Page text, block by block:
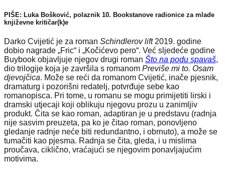
PIŠE: Luka Bošković, polaznik 10. Bookstanove radionice za mlade
književne kritičar(k)e
Darko Cvijetić je za roman Schindlerov lift2019. godine
dobio nagrade „Fric“ i „Kočićevo pero“. Već sljedeće godine
Buybook objavljuje njegov drugi roman Što na podu spavaš,
dio trilogije koja je završila s romanom Previše mi to. Osam
djevojčica. Može se reći da romanom Cvijetić, inače pjesnik,
dramaturg i pozorišni redatelj, potvrđuje sebe kao
romanopisca. Pri tome, u romanu se mogu primijetiti lirski i
dramski utjecaji koji oblikuju njegovu prozu u zanimljiv
produkt. Čita se kao roman, adaptiran je u predstavu (radnja
nije sasvim preuzeta, pa ko je čitao roman, ponovljeno
gledanje radnje neće biti redundantno, i obrnuto), a može se
tumačiti kao pjesma. Radnja se čita, gleda, i u mislima
proučava, ciklično, vraćajući se njegovim ponavljajućim
motivima.